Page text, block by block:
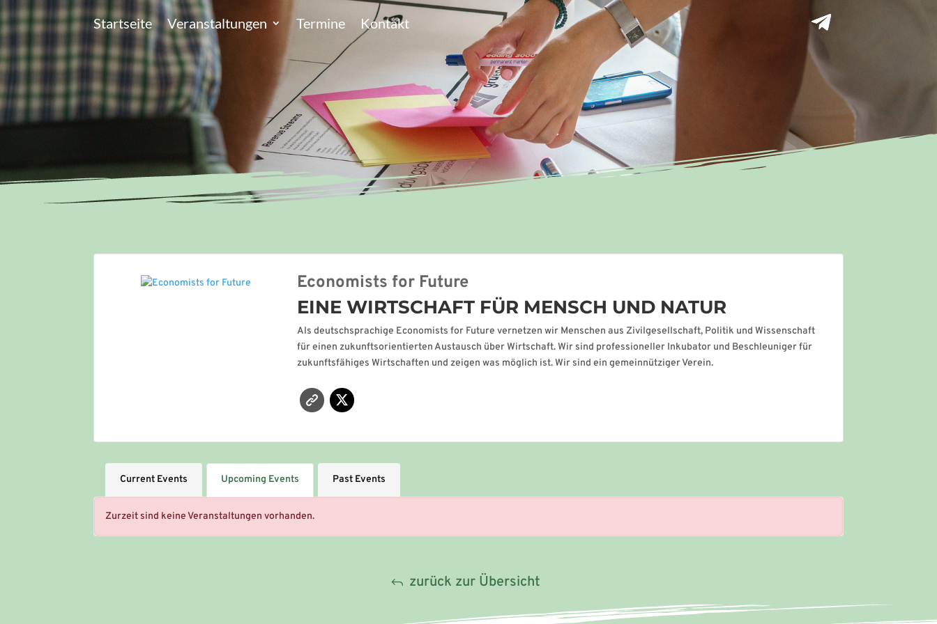
Startseite Veranstaltungen Termine Kontakt
Economists for Future
EINE WIRTSCHAFT FÜR MENSCH UND NATUR
Als deutschsprachige Economists for Future vernetzen wir Menschen aus Zivilgesellschaft, Politik und Wissenschaft
für einen zukunftsorientierten Austausch über Wirtschaft. Wir sind professioneller Inkubator und Beschleuniger für
zukunftsfähiges Wirtschaften und zeigen was möglich ist. Wir sind ein gemeinnütziger Verein.
Current Events Upcoming Events Past Events
Zurzeit sind keine Veranstaltungen vorhanden.
zurück zur Übersicht